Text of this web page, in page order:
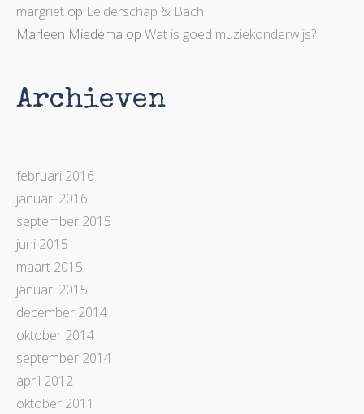
margriet op Leiderschap & Bach
Marleen Miedema op Wat is goed muziekonderwijs?
Archieven
februari 2016
januari 2016
september 2015
juni 2015
maart 2015
januari 2015
december 2014
oktober 2014
september 2014
april 2012
oktober 2011